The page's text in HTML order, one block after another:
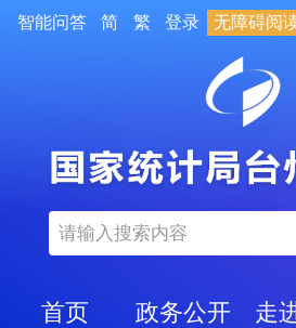
智能问答 简 繁 登录 无障碍阅
首页 政务公开 走